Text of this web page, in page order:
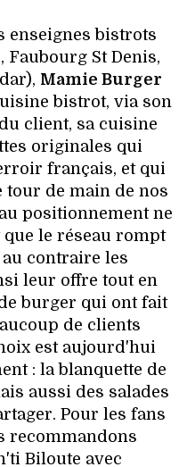
enseignes bistrots
St Denis,
Mamie Burger
bistrot, via son
client, sa cuisine
originales qui
français, et qui
tour de main de nos
positionnement ne
le réseau rompt
contraire les
leur offre tout en
burger qui ont fait
de clients
est aujourd'hui
: la blanquette de
aussi des salades
Pour les fans
recommandons
Biloute avec